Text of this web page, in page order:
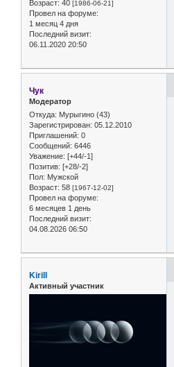
Возраст: 40 [1986-06-21]
Провел на форуме:
1 месяц 4 дня
Последний визит:
06.11.2020 20:50
Чук
Модератор
Откуда: Мурыгино (43)
Зарегистрирован: 05.12.2010
Приглашений: 0
Сообщений: 6446
Уважение: [+44/-1]
Позитив: [+28/-2]
Пол: Мужской
Возраст: 58 [1967-12-02]
Провел на форуме:
6 месяцев 1 день
Последний визит:
04.08.2026 06:50
Kirill
Активный участник